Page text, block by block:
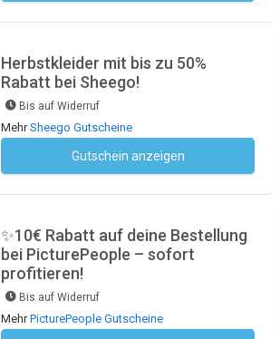
Herbstkleider mit bis zu 50%
Rabatt bei Sheego!
Bis auf Widerruf
MehrSheego Gutscheine
Gutschein anzeigen
✨10€ Rabatt auf deine Bestellung
bei PicturePeople – sofort
profitieren!
Bis auf Widerruf
MehrPicturePeople Gutscheine